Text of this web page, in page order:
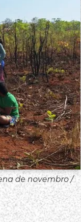
de novembro /